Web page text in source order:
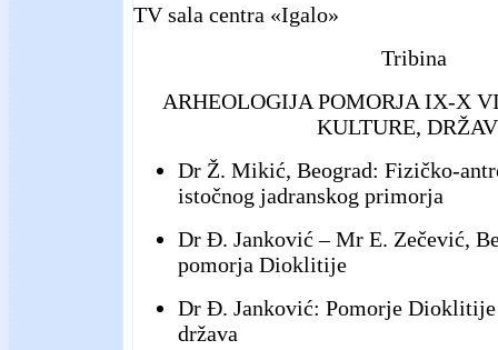
TV sala centra «Igalo»
Tribina
ARHEOLOGIJA POMORJA IX-X
KULTURE,
Dr Ž. Mikić, Beograd: Fizičko-
istočnog jadranskog primorja
Dr Đ. Janković – Mr E. Zečević,
pomorja Dioklitije
Dr Đ. Janković: Pomorje Dioklitije
država